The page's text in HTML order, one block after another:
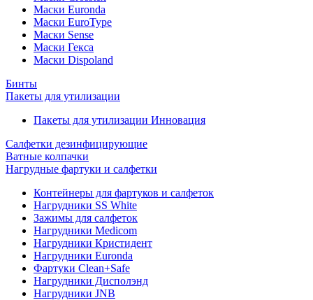
Маски Euronda
Маски EuroType
Маски Sense
Маски Гекса
Маски Dispoland
Бинты
Пакеты для утилизации
Пакеты для утилизации Инновация
Салфетки дезинфицирующие
Ватные колпачки
Нагрудные фартуки и салфетки
Контейнеры для фартуков и салфеток
Нагрудники SS White
Зажимы для салфеток
Нагрудники Medicom
Нагрудники Кристидент
Нагрудники Euronda
Фартуки Clean+Safe
Нагрудники Дисполэнд
Нагрудники JNB